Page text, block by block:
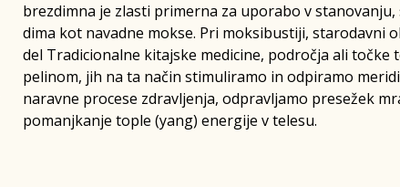
brezdimna je zlasti primerna za uporabo v
dima kot navadne mokse. Pri moksibustiji, starodavni
del Tradicionalne kitajske medicine, področja ali točke
pelinom, jih na ta način stimuliramo in odpiramo
naravne procese zdravljenja, odpravljamo presežek
pomanjkanje tople (yang) energije v telesu.